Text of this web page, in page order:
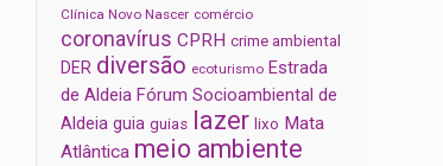
Clínica Novo Nascer comércio
coronavírus CPRH crime ambiental
DER diversão ecoturismo Estrada
de Aldeia Fórum Socioambiental de
Aldeia guia guias lazer lixo Mata
Atlântica meio ambiente